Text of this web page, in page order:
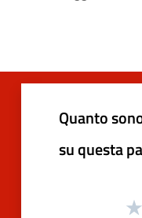
Quanto
su questa